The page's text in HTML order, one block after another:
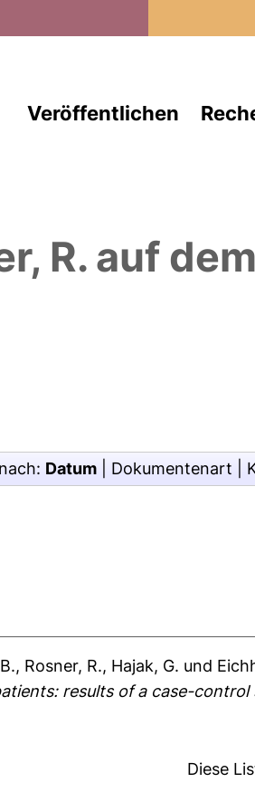
Veröffentlichen
R. auf
Datum Dokumentenart
, Rosner, R., Hajak, G. und
results of a case-control
Diese